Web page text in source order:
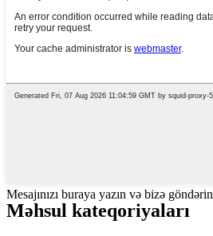
Mesajınızı buraya yazın və bizə göndərin
Məhsul kateqoriyaları